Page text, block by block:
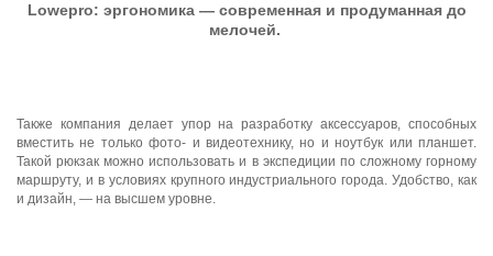
Lowepro: эргономика — современная и продуманная до
мелочей.
Также компания делает упор на разработку аксессуаров, способных
вместить не только фото- и видеотехнику, но и ноутбук или планшет.
Такой рюкзак можно использовать и в экспедиции по сложному горному
маршруту, и в условиях крупного индустриального города. Удобство, как
и дизайн, — на высшем уровне.